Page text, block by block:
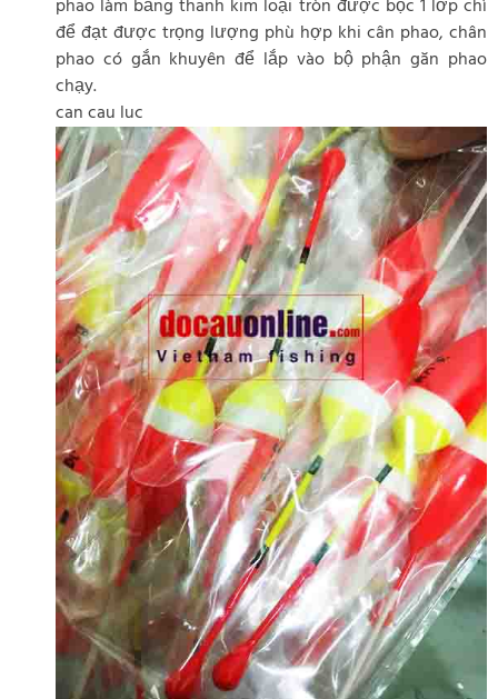
phao làm bằng thanh kim loại tròn được bọc 1 lớp chì
để đạt được trọng lượng phù hợp khi cân phao, chân
phao có gắn khuyên để lắp vào bộ phận găn phao
chạy.
can cau luc